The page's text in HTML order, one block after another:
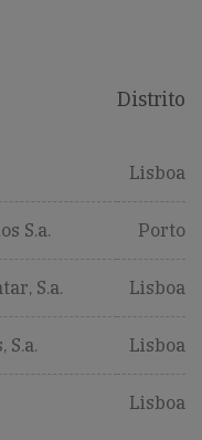
Distrito
Lisboa
S.a. Porto
S.a. Lisboa
Lisboa
Lisboa